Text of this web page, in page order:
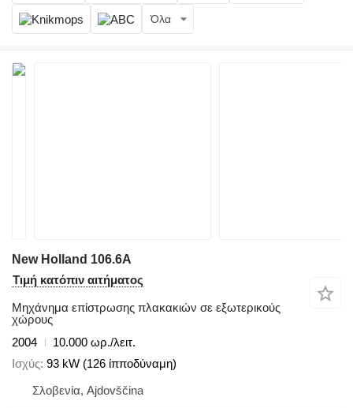
Όλα
New Holland 106.6A
Τιμή κατόπιν αιτήματος
Μηχάνημα επίστρωσης πλακακιών σε εξωτερικούς
χώρους
2004
10.000 ωρ./λειτ.
Ισχύς 93 kW (126 ίπποδύναμη)
Σλοβενία, Ajdovščina